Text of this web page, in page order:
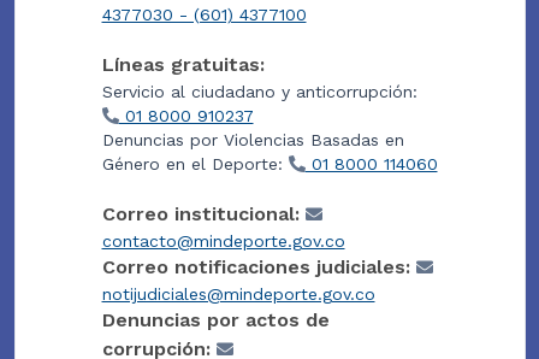
4377030 - (601) 4377100
Líneas gratuitas:
Servicio al ciudadano y anticorrupción:
01 8000 910237
Denuncias por Violencias Basadas en
Género en el Deporte:
01 8000 114060
Correo institucional:
contacto@mindeporte.gov.co
Correo notificaciones judiciales:
notijudiciales@mindeporte.gov.co
Denuncias por actos de
corrupción: